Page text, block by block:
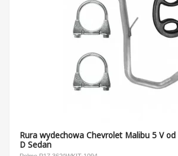
Rura wydechowa Chevrolet Malibu 5 V
D Sedan